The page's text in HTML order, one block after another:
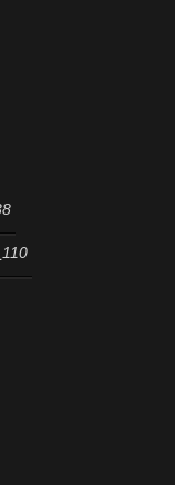
110